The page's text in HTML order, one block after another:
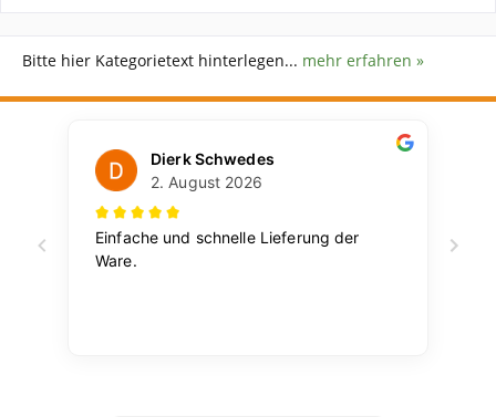
Bitte hier Kategorietext hinterlegen... mehr erfahren »